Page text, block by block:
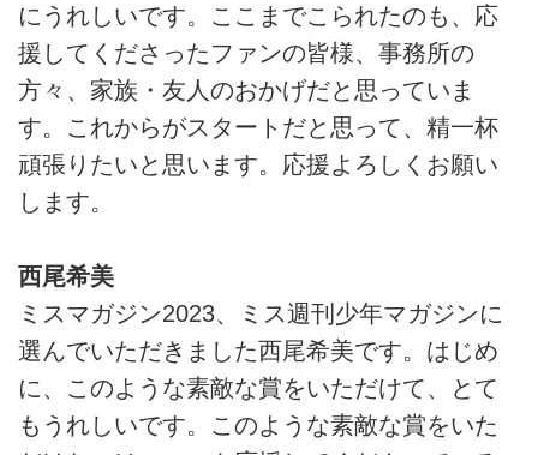
にうれしいです。ここまでこられたのも、応
援してくださったファンの皆様、事務所の
方々、家族・友人のおかげだと思っていま
す。これからがスタートだと思って、精一杯
頑張りたいと思います。応援よろしくお願い
します。
西尾希美
ミスマガジン2023、ミス週刊少年マガジンに
選んでいただきました西尾希美です。はじめ
に、このような素敵な賞をいただけて、とて
もうれしいです。このような素敵な賞をいた